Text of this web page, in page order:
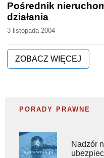
Pośrednik
działania
3 listopada 2004
ZOBACZ WIĘCEJ
PORADY PRAWNE
Nadzór